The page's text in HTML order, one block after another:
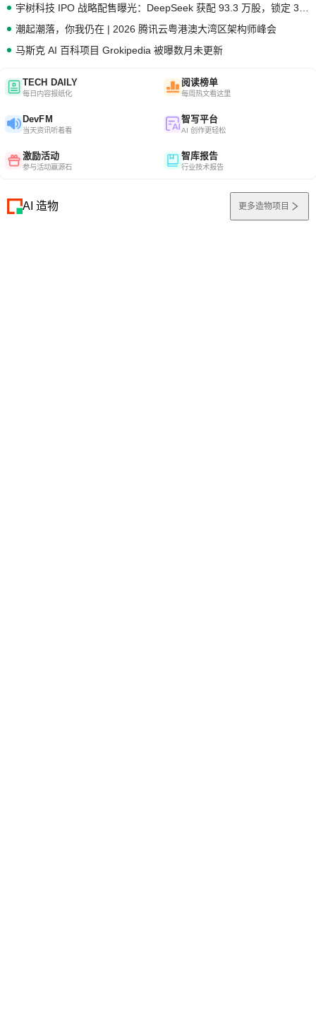
潮起潮落，你我仍在 | 2026 腾讯云粤港澳大湾区架构师峰会
马斯克 AI 百科项目 Grokipedia 被曝数月未更新
TECH DAILY
每日内容报纸化
阅读榜单
每周热文看这里
DevFM
当天资讯听着看
智写平台
AI 创作更轻松
激励活动
参与活动赢源石
智库报告
行业技术报告
AI 造物 更多造物项目